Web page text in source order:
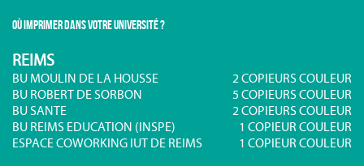
OÙ IMPRIMER DANS VOTRE UNIVERSITÉ ?
REIMS
BU MOULIN DE LA HOUSSE
2 COPIEURS COULEUR
BU ROBERT DE SORBON
5 COPIEURS COULEUR
BU SANTE
2 COPIEURS COULEUR
BU REIMS EDUCATION (INSPE)
1 COPIEUR COULEUR
ESPACE COWORKING IUT DE REIMS
1 COPIEUR COULEUR